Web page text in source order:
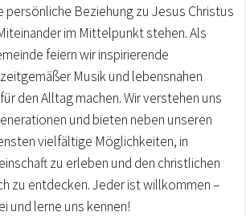
persönliche Beziehung zu Jesus Christus
im Mittelpunkt stehen. Als
feiern wir inspirierende
Musik und lebensnahen
den Alltag machen. Wir verstehen uns
und bieten neben unseren
vielfältige Möglichkeiten, in
zu erleben und den christlichen
zu entdecken. Jeder ist willkommen –
und lerne uns kennen!